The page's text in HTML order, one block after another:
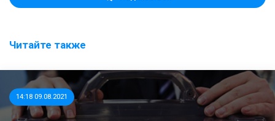
Читайте также
14:18 09.08.2021